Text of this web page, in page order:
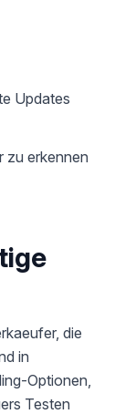
Updates
zu erkennen
die
in
Optionen,
Testen